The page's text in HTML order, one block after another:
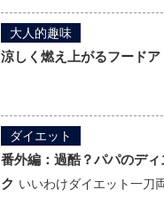
大人的趣味
涼しく燃え上がるフード
ダイエット
番外編：過酷？パパのデ
ク いいわけダイエット一刀